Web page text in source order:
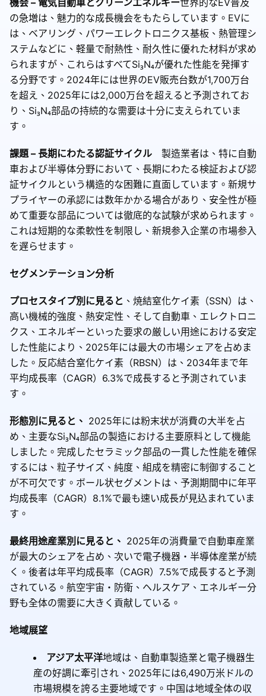
の急増は、魅力的な成長機会をもたらしています。EVに
は、ベアリング、パワーエレクトロニクス基板、熱管理シ
ステムなどに、軽量で耐熱性、耐久性に優れた材料が求め
られますが、これらはすべてSi₃N₄が優れた性能を発揮す
る分野です。2024年には世界のEV販売台数が1,700万台
を超え、2025年には2,000万台を超えると予測されてお
り、Si₃N₄部品の持続的な需要は十分に支えられていま
す。
課題 – 長期にわたる認証サイクル 製造業者は、特に自動
車および半導体分野において、長期にわたる検証および認
証サイクルという構造的な困難に直面しています。新規サ
プライヤーの承認には数年かかる場合があり、安全性が極
めて重要な部品については徹底的な試験が求められます。
これは短期的な柔軟性を制限し、新規参入企業の市場参入
を遅らせます。
セグメンテーション分析
プロセスタイプ別に見ると 、焼結窒化ケイ素（SSN）は、
高い機械的強度、熱安定性、そして自動車、エレクトロニ
クス、エネルギーといった要求の厳しい用途における安定
した性能により、2025年には最大の市場シェアを占めま
した。反応結合窒化ケイ素（RBSN）は、2034年まで年
平均成長率（CAGR）6.3%で成長すると予測されていま
す。
形態別に見ると、 2025年には粉末状が消費の大半を占
め、主要なSi₃N₄部品の製造における主要原料として機能
しました。完成したセラミック部品の一貫した性能を確保
するには、粒子サイズ、純度、組成を精密に制御すること
が不可欠です。ボール状セグメントは、予測期間中に年平
均成長率（CAGR）8.1%で最も速い成長が見込まれていま
す。
最終用途産業別に見ると、 2025年の消費量で自動車産業
が最大のシェアを占め、次いで電子機器・半導体産業が続
く。後者は年平均成長率（CAGR）7.5%で成長すると予測
されている。航空宇宙・防衛、ヘルスケア、エネルギー分
野も全体の需要に大きく貢献している。
地域展望
アジア太平洋地域は、自動車製造業と電子機器生
産の好調に牽引され、2025年には6,490万米ドルの
市場規模を誇る主要地域です。中国は地域全体の収